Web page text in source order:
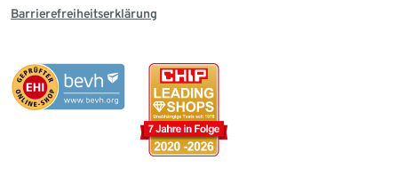
Barrierefreiheitserklärung